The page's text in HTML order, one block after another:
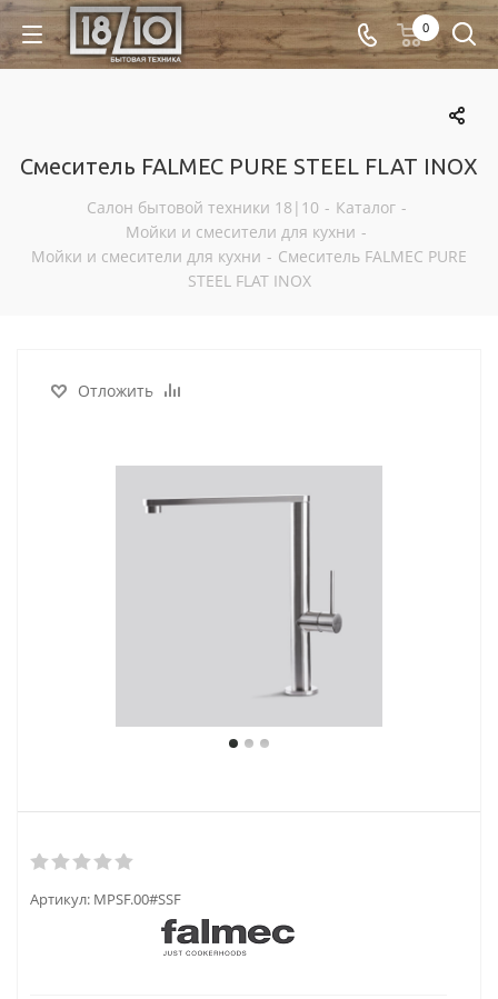
0
Смеситель FALMEC PURE STEEL FLAT INOX
Салон бытовой техники 18|10 - Каталог -
Мойки и смесители для кухни -
Мойки и смесители для кухни - Смеситель FALMEC PURE
STEEL FLAT INOX
Отложить
Артикул: MPSF.00#SSF